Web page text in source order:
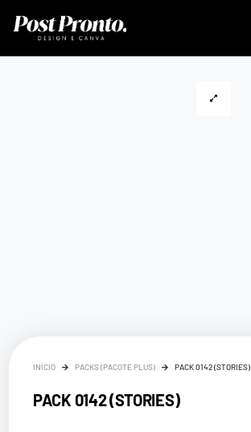
INÍCIO PACKS (PACOTE PLUS) PACK 0142 (STORIES)
PACK 0142 (STORIES)